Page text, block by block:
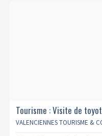
Tourisme : Visite de
02/09 (complet)
VALENCIENNES TOURISME &